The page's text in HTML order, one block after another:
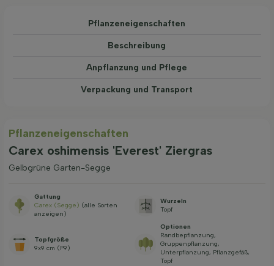
Pflanzeneigenschaften
Beschreibung
Anpflanzung und Pflege
Verpackung und Transport
Pflanzeneigenschaften
Carex oshimensis 'Everest' Ziergras
Gelbgrüne Garten-Segge
Gattung
Carex (Segge) (alle Sorten
anzeigen)
Wurzeln
Topf
Topfgröße
9x9 cm (P9)
Optionen
Randbepflanzung,
Gruppenpflanzung,
Unterpflanzung, Pflanzgefäß,
Topf